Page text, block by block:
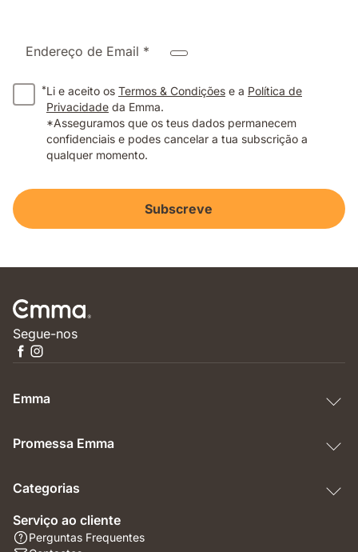
Endereço de Email *
*Li e aceito os Termos & Condições e a Política de
Privacidade da Emma.
*Asseguramos que os teus dados permanecem
confidenciais e podes cancelar a tua subscrição a
qualquer momento.
Subscreve
Segue-nos
Emma
Promessa Emma
Categorias
Serviço ao cliente
Perguntas Frequentes